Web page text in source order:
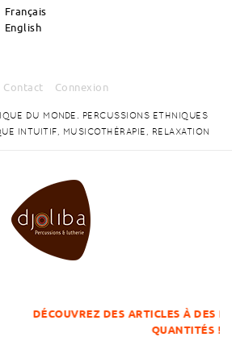
Français
English
Contact
Connexion
DU MONDE. PERCUSSIONS ETHNIQUES
INTUITIF, MUSICOTHÉRAPIE, RELAXATION
DES ARTICLES À DES PRIX